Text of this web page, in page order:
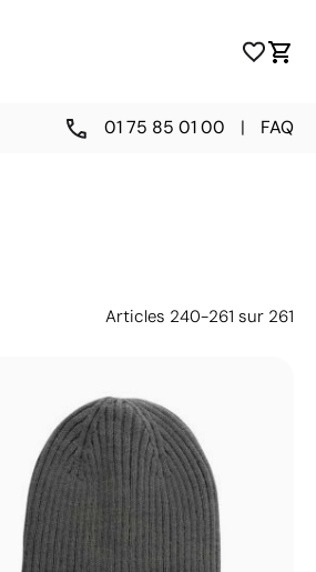
01 75 85 01 00 | FAQ
Articles 240-261 sur 261